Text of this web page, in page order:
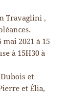
Travaglini ,
2021 à 15
à 15H30 à
et
et Élia,